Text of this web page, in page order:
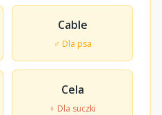
Cable
♂ Dla psa
Cela
♀ Dla suczki